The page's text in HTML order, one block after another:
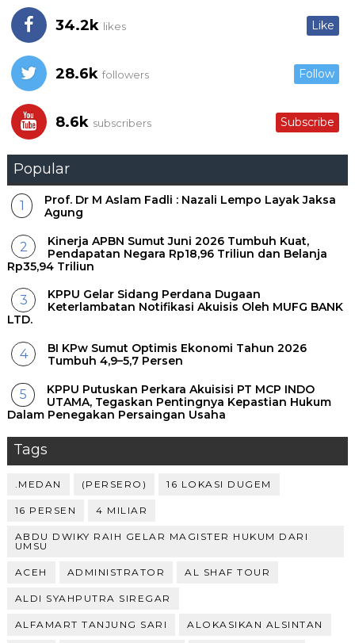
34.2k likes Like
28.6k followers Follow
8.6k subscribers Subscribe
Popular
Prof. Dr M Aslam Fadli : Nazali Lempo Layak Jaksa
Agung
Kinerja APBN Sumut Juni 2026 Tumbuh Kuat,
Pendapatan Negara Rp18,96 Triliun dan Belanja
Rp35,94 Triliun
KPPU Gelar Sidang Perdana Dugaan
Keterlambatan Notifikasi Akuisis Oleh MUFG BANK
LTD.
BI KPw Sumut Optimis Ekonomi Tahun 2026
Tumbuh 4,9–5,7 Persen
KPPU Putuskan Perkara Akuisisi PT MCP INDO
UTAMA, Tegaskan Pentingnya Kepastian Hukum
Dalam Penegakan Persaingan Usaha
Tags
.MEDAN (PERSERO) 16 LOKASI DUGEM
16 PERSEN 4 MILIAR
ABDU DWIKY RAIH GELAR MAGISTER HUKUM DARI
UMSU
ACEH ADMINISTRATOR AL SHAF TOUR
ALDI SYAHPUTRA SIREGAR
ALFAMART TANJUNG SARI ALOKASIKAN ALSINTAN